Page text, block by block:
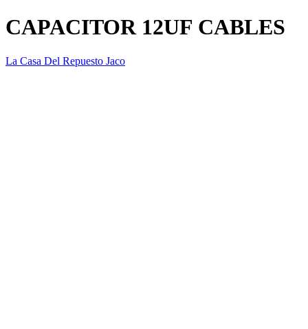
CAPACITOR 12UF CABLES
La Casa Del Repuesto Jaco